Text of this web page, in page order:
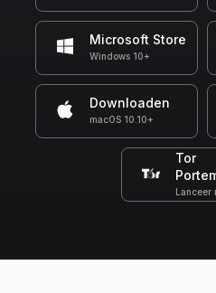
Microsoft Store
Windows 10+
Downloaden
macOS 10.10+
Tor
Lanceer